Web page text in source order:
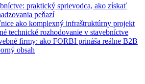
praktický sprievodca, ako získať
peňazí
firmy: ako FORBI prináša reálne B2B
obsah